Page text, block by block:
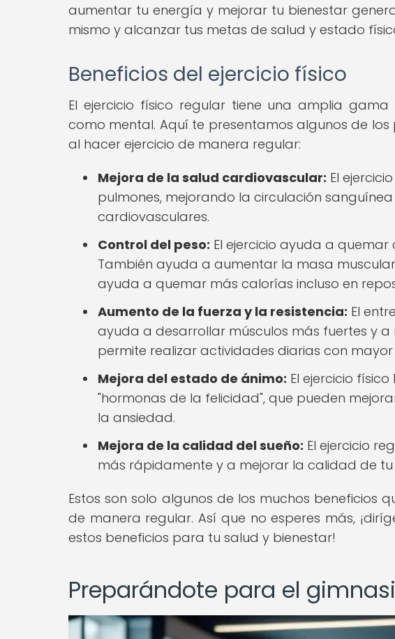
aumentar tu energía y mejorar tu bienestar
mismo y alcanzar tus metas de salud y estado
Beneficios del ejercicio físico
El ejercicio físico regular tiene una amplia
como mental. Aquí te presentamos algunos de
al hacer ejercicio de manera regular:
Mejora de la salud cardiovascular: El
pulmones, mejorando la circulación
cardiovasculares.
Control del peso: El ejercicio ayuda a
También ayuda a aumentar la masa
ayuda a quemar más calorías incluso en
Aumento de la fuerza y la resistencia: El
ayuda a desarrollar músculos más fuertes y a
permite realizar actividades diarias con
Mejora del estado de ánimo: El ejercicio
"hormonas de la felicidad", que pueden
la ansiedad.
Mejora de la calidad del sueño: El ejercicio
más rápidamente y a mejorar la calidad de
Estos son solo algunos de los muchos beneficios
de manera regular. Así que no esperes más,
estos beneficios para tu salud y bienestar!
Preparándote para el